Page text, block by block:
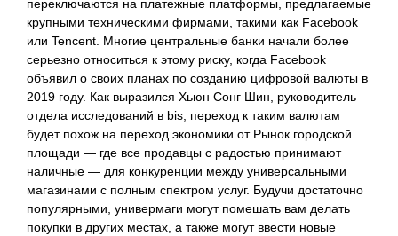
переключаются на платежные платформы, предлагаемые
крупными техническими фирмами, такими как Facebook
или Tencent. Многие центральные банки начали более
серьезно относиться к этому риску, когда Facebook
объявил о своих планах по созданию цифровой валюты в
2019 году. Как выразился Хьюн Сонг Шин, руководитель
отдела исследований в bis, переход к таким валютам
будет похож на переход экономики от Рынок городской
площади — где все продавцы с радостью принимают
наличные — для конкуренции между универсальными
магазинами с полным спектром услуг. Будучи достаточно
популярными, универмаги могут помешать вам делать
покупки в других местах, а также могут ввести новые